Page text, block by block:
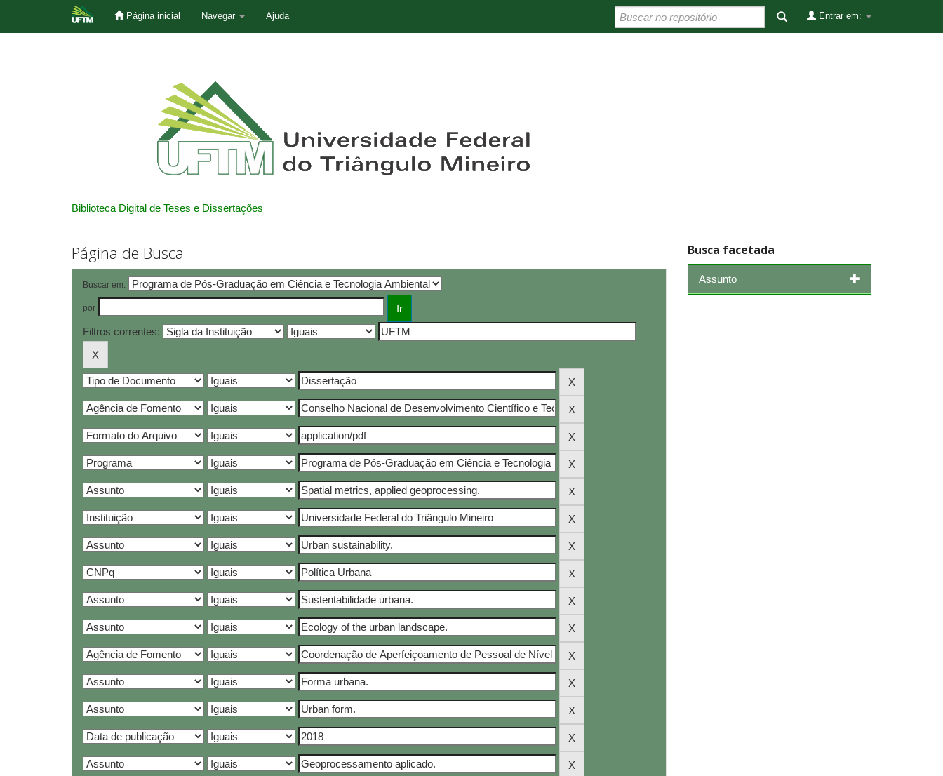
Página inicial Navegar Ajuda Entrar em:
Biblioteca Digital de Teses e Dissertações
Página de Busca
Buscar em:
por
Filtros correntes:
Busca facetada
Assunto